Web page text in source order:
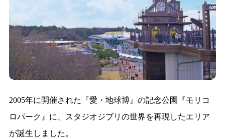
2005年に開催された『愛・地球博』の記念公園『モリコ
ロパーク』に、スタジオジブリの世界を再現したエリア
が誕生しました。